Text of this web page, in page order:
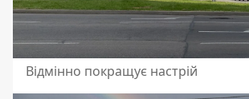
Відмінно покращує настрій